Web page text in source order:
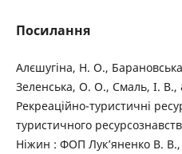
Посилання
Алєшугіна, Н. О.,
Зеленська, О. О., Смаль, І. В.,
Рекреаційно-туристичні
туристичного
Ніжин : ФОП Лук’яненко В.